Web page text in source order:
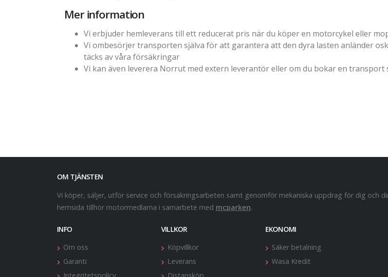
Mer information
Vi erbjuder hemleverans till ett reducerat pris när du köper en motorcykel eller
Vi ombesörjer transporten själva för att garantera att den dyra lasten anländer
täcks av våra försäkringar
Vi kan även leverera Norrut med extern leverantör eller om du bokar en transport
OM TJÄNSTEN
Vi köper, säljer, utför service och försäkringsarbeten samt genomför mekaniska uppdrag för dig och
hemsida tillhör motormedlarna i samarbete med mcparken.
INFO
Om oss
Garanti
VILLKOR
Köpvillkor
Leverans
EKONOMI
Säker betalning
Wasa Kredit